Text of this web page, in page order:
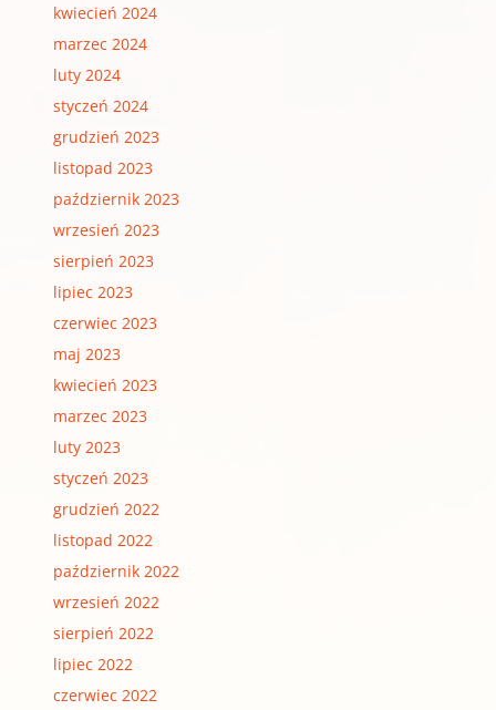
kwiecień 2024
marzec 2024
luty 2024
styczeń 2024
grudzień 2023
listopad 2023
październik 2023
wrzesień 2023
sierpień 2023
lipiec 2023
czerwiec 2023
maj 2023
kwiecień 2023
marzec 2023
luty 2023
styczeń 2023
grudzień 2022
listopad 2022
październik 2022
wrzesień 2022
sierpień 2022
lipiec 2022
czerwiec 2022